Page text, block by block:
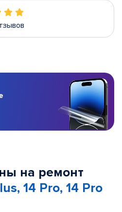
на ремонт
14 Pro, 14 Pro